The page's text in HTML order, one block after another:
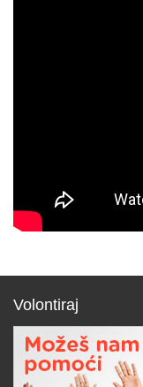
Volontiraj